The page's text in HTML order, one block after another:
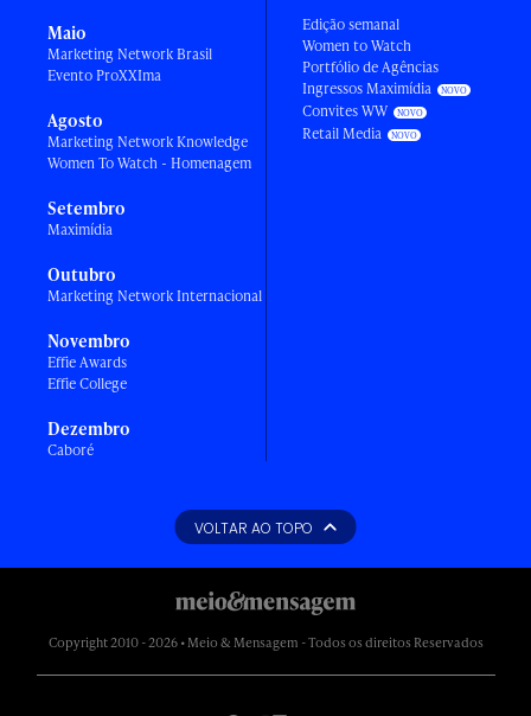
Maio
Marketing Network Brasil
Evento ProXXIma
Agosto
Marketing Network Knowledge
Women To Watch - Homenagem
Setembro
Maximídia
Outubro
Marketing Network Internacional
Novembro
Effie Awards
Effie College
Dezembro
Caboré
Edição semanal
Women to Watch
Portfólio de Agências
Ingressos Maximídia
Convites WW
Retail Media
VOLTAR AO TOPO
Copyright 2010 - 2026 • Meio & Mensagem - Todos os direitos Reservados